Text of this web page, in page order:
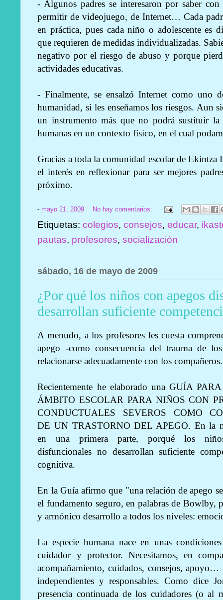
- Algunos padres se interesaron por saber
permitir de videojuego, de Internet… Cada
en práctica, pues cada niño o adolescente es
que requieren de medidas individualizadas.
negativo por el riesgo de abuso y porque
actividades educativas.
- Finalmente, se ensalzó Internet como uno
humanidad, si les enseñamos los riesgos. Aun
un instrumento más que no podrá sustituir
humanas en un contexto físico, en el cual
Gracias a toda la comunidad escolar de
el interés en reflexionar para ser mejores
próximo.
- mayo 21, 2009 No hay comentarios:
Etiquetas:colegios,consejos,educar,
pautas, profesores,socialización
sábado, 16 de mayo de 2009
¿Por qué los niños con apegos
desarrollan suficiente
A menudo, a los profesores les cuesta
apego -como consecuencia del trauma de
relacionarse adecuadamente con los compañeros.
Recientemente he elaborado una GUÍA
ÁMBITO ESCOLAR PARA NIÑOS CON
CONDUCTUALES SEVEROS COMO
DE UN TRASTORNO DEL APEGO. En la
en una primera parte, porqué los
disfuncionales no desarrollan suficiente
cognitiva.
En la Guía afirmo que "una relación de apego
el fundamento seguro, en palabras de Bowlby,
y armónico desarrollo a todos los niveles:
La especie humana nace en unas
cuidador y protector. Necesitamos, en
acompañamiento, cuidados, consejos, apoyo…
independientes y responsables. Como dice
presencia continuada de los cuidadores (o al